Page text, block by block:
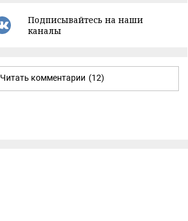
Подписывайтесь на наши
каналы
Читать комментарии (12)